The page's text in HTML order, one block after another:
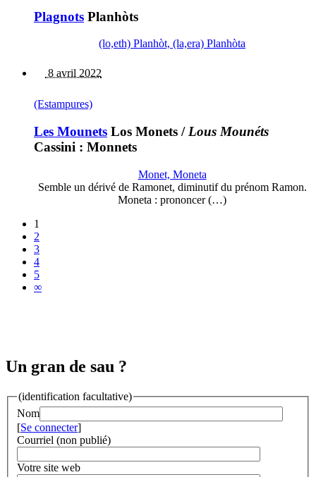
Plagnots Planhòts
(lo,eth) Planhòt, (la,era) Planhòta
8 avril 2022
(Estampures)
Les Mounets Los Monets / Lous Mounéts
Cassini : Monnets
Monet, Moneta
Semble un dérivé de Ramonet, diminutif du prénom Ramon.
Moneta : prononcer (…)
1
2
3
4
5
∞
Un gran de sau ?
(identification facultative)
Nom
[Se connecter]
Courriel (non publié)
Votre site web